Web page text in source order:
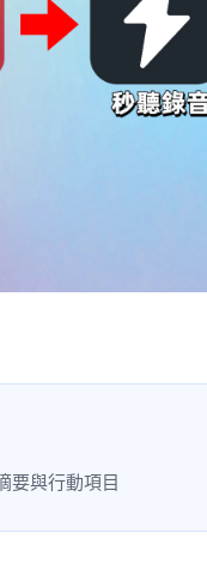
要與行動項目